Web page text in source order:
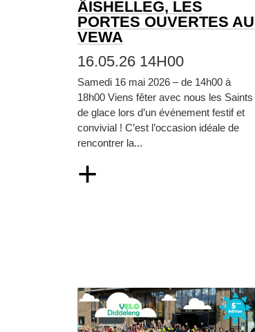
ÄISHELLEG, LES
PORTES OUVERTES AU
VEWA
16.05.26 14H00
Samedi 16 mai 2026 – de 14h00 à
18h00 Viens fêter avec nous les Saints
de glace lors d’un événement festif et
convivial ! C’est l’occasion idéale de
rencontrer la...
+